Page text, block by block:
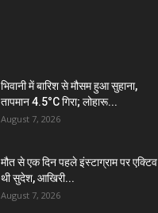
भिवानी में बारिश से मौसम हुआ सुहाना,
तापमान 4.5°C गिरा; लोहारू...
August 7, 2026
मौत से एक दिन पहले इंस्टाग्राम पर एक्टिव
थी सुदेश, आखिरी...
August 7, 2026